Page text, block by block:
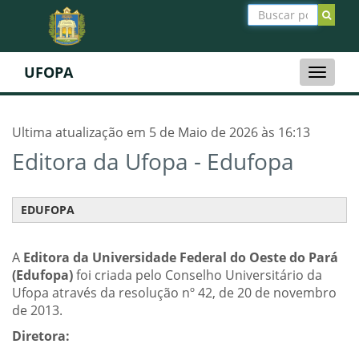
Toggle
UFOPA
Ultima atualização em 5 de Maio de 2026 às 16:13
Editora da Ufopa - Edufopa
EDUFOPA
A Editora da Universidade Federal do Oeste do Pará
(Edufopa)foi criada pelo Conselho Universitário da
Ufopa através da resolução nº 42, de 20 de novembro
de 2013.
Diretora: